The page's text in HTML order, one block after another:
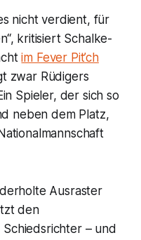
nicht verdient, für
kritisiert Schalke-
im Fever Pit’ch
zwar Rüdigers
Spieler, der sich so
neben dem Platz,
Ausraster
den
– und